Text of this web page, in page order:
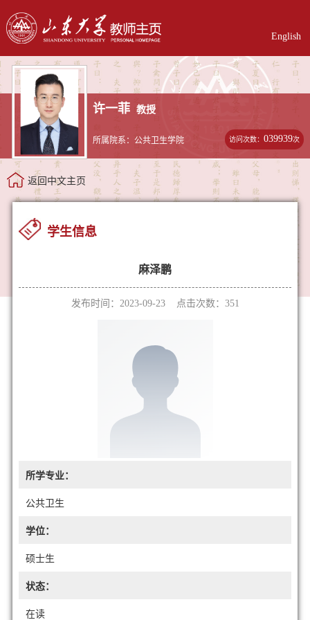
English
许一菲 教授
所属院系：公共卫生学院 访问次数：039939次
返回中文主页
学生信息
麻泽鹏
发布时间：2023-09-23 点击次数： 351
所学专业：
公共卫生
学位：
硕士生
状态：
在读